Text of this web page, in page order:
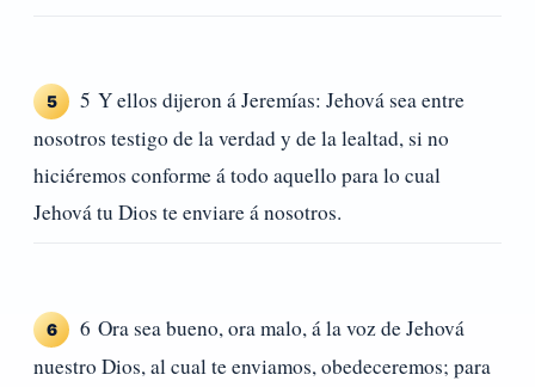
5
5 Y ellos dijeron á Jeremías: Jehová sea entre
nosotros testigo de la verdad y de la lealtad, si no
hiciéremos conforme á todo aquello para lo cual
Jehová tu Dios te enviare á nosotros.
6
6 Ora sea bueno, ora malo, á la voz de Jehová
nuestro Dios, al cual te enviamos, obedeceremos; para